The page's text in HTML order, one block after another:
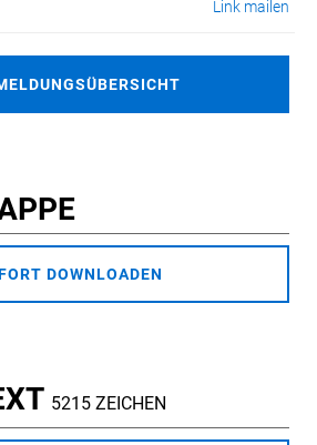
Link mailen
DOWNLOADEN
5215 ZEICHEN